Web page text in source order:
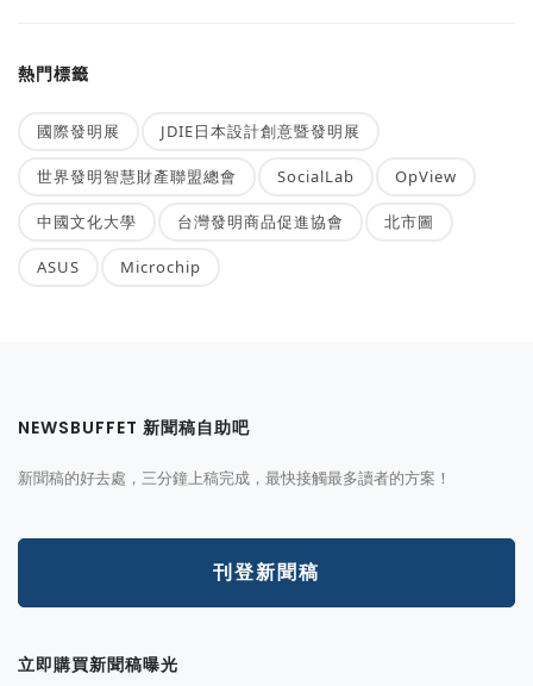
熱門標籤
國際發明展 JDIE日本設計創意暨發明展
世界發明智慧財產聯盟總會 SocialLab OpView
中國文化大學 台灣發明商品促進協會 北市圖
ASUS Microchip
NEWSBUFFET 新聞稿自助吧
新聞稿的好去處，三分鐘上稿完成，最快接觸最多讀者的方案！
刊登新聞稿
立即購買新聞稿曝光